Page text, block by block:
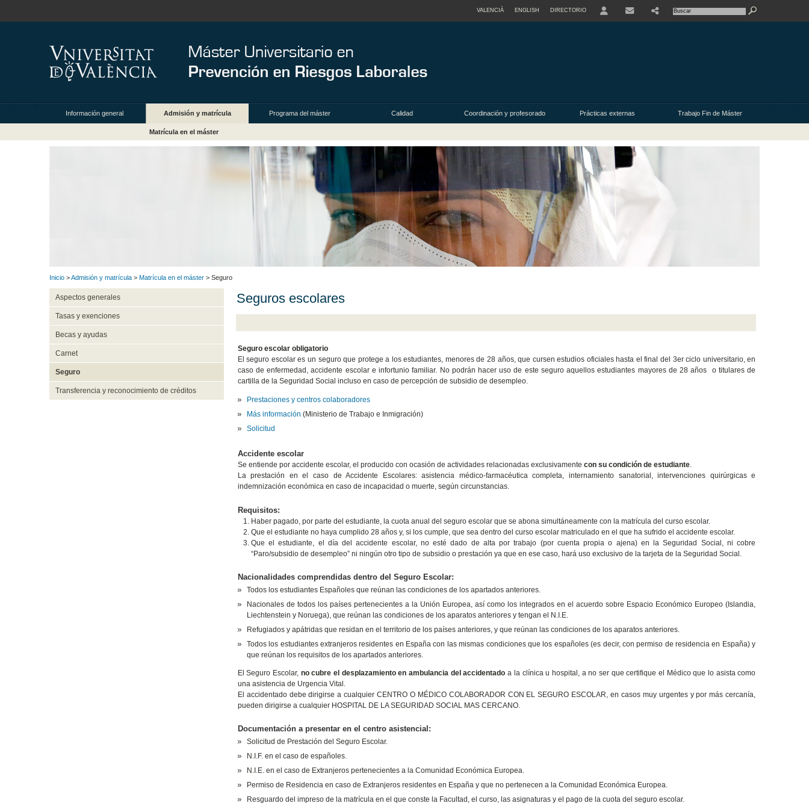
VALENCIÀ ENGLISH DIRECTORIO
Información general Admisión y matrícula Programa del máster Calidad Coordinación y profesorado Prácticas externas Trabajo Fin de Máster
Matrícula en el máster
Inicio >Admisión y matrícula > Matrícula en el máster > Seguro
Aspectos generales
Tasas y exenciones
Becas y ayudas
Carnet
Seguro
Transferencia y reconocimiento de créditos
Seguros escolares
Seguro escolar obligatorio
El seguro escolar es un seguro que protege a los estudiantes, menores de 28 años, que cursen estudios oficiales hasta el final del 3er ciclo universitario, en
caso de enfermedad, accidente escolar e infortunio familiar. No podrán hacer uso de este seguro aquellos estudiantes mayores de 28 años o titulares de
cartilla de la Seguridad Social incluso en caso de percepción de subsidio de desempleo.
Prestaciones y centros colaboradores
Más información (Ministerio de Trabajo e Inmigración)
Solicitud
Accidente escolar
Se entiende por accidente escolar, el producido con ocasión de actividades relacionadas exclusivamente con su condición de estudiante.
La prestación en el caso de Accidente Escolares: asistencia médico-farmacéutica completa, internamiento sanatorial, intervenciones quirúrgicas e
indemnización económica en caso de incapacidad o muerte, según circunstancias.
Requisitos:
Haber pagado, por parte del estudiante, la cuota anual del seguro escolar que se abona simultáneamente con la matrícula del curso escolar.
Que el estudiante no haya cumplido 28 años y, si los cumple, que sea dentro del curso escolar matriculado en el que ha sufrido el accidente escolar.
Que el estudiante, el día del accidente escolar, no esté dado de alta por trabajo (por cuenta propia o ajena) en la Seguridad Social, ni cobre
“Paro/subsidio de desempleo” ni ningún otro tipo de subsidio o prestación ya que en ese caso, hará uso exclusivo de la tarjeta de la Seguridad Social.
Nacionalidades comprendidas dentro del Seguro Escolar:
Todos los estudiantes Españoles que reúnan las condiciones de los apartados anteriores.
Nacionales de todos los países pertenecientes a la Unión Europea, así como los integrados en el acuerdo sobre Espacio Económico Europeo (Islandia,
Liechtenstein y Noruega), que reúnan las condiciones de los aparatos anteriores y tengan el N.I.E.
Refugiados y apátridas que residan en el territorio de los países anteriores, y que reúnan las condiciones de los aparatos anteriores.
Todos los estudiantes extranjeros residentes en España con las mismas condiciones que los españoles (es decir, con permiso de residencia en España) y
que reúnan los requisitos de los apartados anteriores.
El Seguro Escolar, no cubre el desplazamiento en ambulancia del accidentado a la clínica u hospital, a no ser que certifique el Médico que lo asista como
una asistencia de Urgencia Vital.
El accidentado debe dirigirse a cualquier CENTRO O MÉDICO COLABORADOR CON EL SEGURO ESCOLAR, en casos muy urgentes y por más cercanía,
pueden dirigirse a cualquier HOSPITAL DE LA SEGURIDAD SOCIAL MAS CERCANO.
Documentación a presentar en el centro asistencial:
Solicitud de Prestación del Seguro Escolar.
N.I.F. en el caso de españoles.
N.I.E. en el caso de Extranjeros pertenecientes a la Comunidad Económica Europea.
Permiso de Residencia en caso de Extranjeros residentes en España y que no pertenecen a la Comunidad Económica Europea.
Resguardo del impreso de la matrícula en el que conste la Facultad, el curso, las asignaturas y el pago de la cuota del seguro escolar.